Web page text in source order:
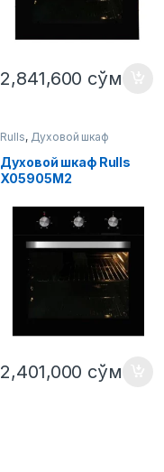
2,841,600 сўм
Rulls, Духовой шкаф
Духовой шкаф Rulls
X05905M2
2,401,000 сўм